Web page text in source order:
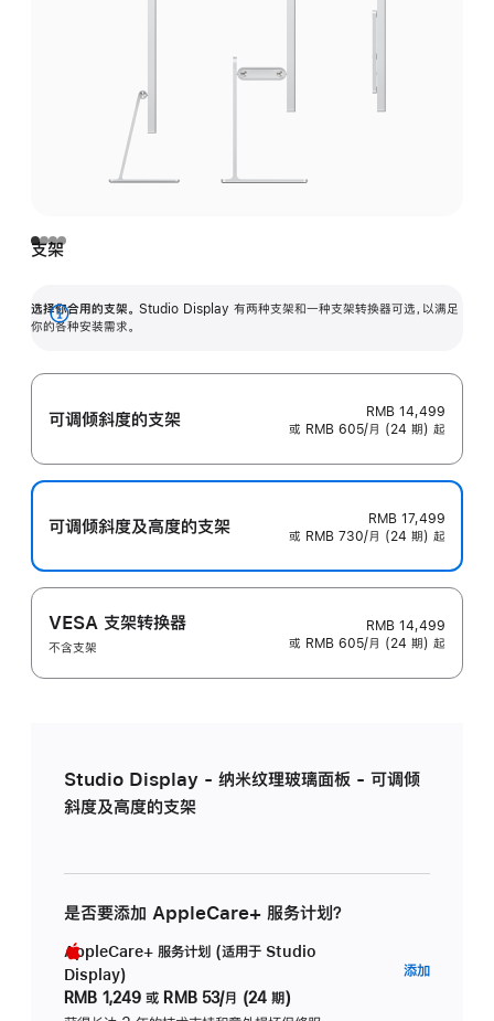
支架
选择你合用的支架。 Studio Display 有两种支架和一种支架转换器可选，以满足
你的各种安装需求。
展
可调倾斜度的支架
RMB 14,499
或 RMB 605/月 (24 期) 起
可调倾斜度及高‍度的支‍架
RMB 17,499
或 RMB 730/月 (24 期) 起
VESA 支架转换器
不含支架
RMB 14,499
或 RMB 605/月 (24 期) 起
Studio Display - 纳米纹理玻璃面板 - 可调倾
斜度及高度的支架
是否要添加 AppleCare+ 服务计划？
AppleCare+ 服务计划 (适用于 Studio
Display)
RMB 1,249 或 RMB 53/月 (24 期)
添加